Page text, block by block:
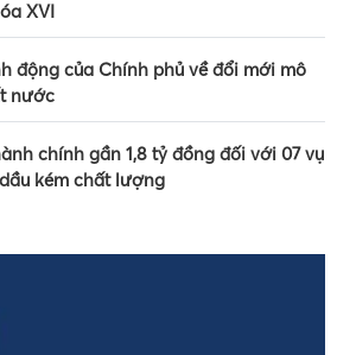
XVI
động của Chính phủ về đổi mới mô
nước
chính gần 1,8 tỷ đồng đối với 07 vụ
kém chất lượng